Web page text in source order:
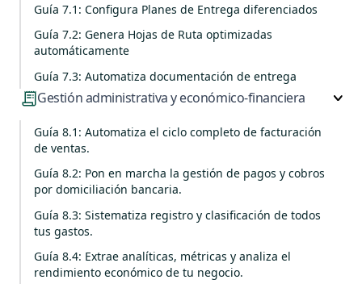
Guía 7.1: Configura Planes de Entrega diferenciados
Guía 7.2: Genera Hojas de Ruta optimizadas
automáticamente
Guía 7.3: Automatiza documentación de entrega
Gestión administrativa y económico-financiera
Guía 8.1: Automatiza el ciclo completo de facturación
de ventas.
Guía 8.2: Pon en marcha la gestión de pagos y cobros
por domiciliación bancaria.
Guía 8.3: Sistematiza registro y clasificación de todos
tus gastos.
Guía 8.4: Extrae analíticas, métricas y analiza el
rendimiento económico de tu negocio.